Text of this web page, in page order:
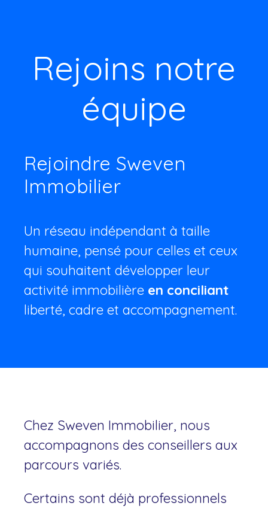
Rejoins notre
équipe
Rejoindre Sweven
Immobilier
Un réseau indépendant à taille
humaine, pensé pour celles et ceux
qui souhaitent développer leur
activité immobilière en conciliant
liberté, cadre et accompagnement.
Chez Sweven Immobilier, nous
accompagnons des conseillers aux
parcours variés.
Certains sont déjà professionnels